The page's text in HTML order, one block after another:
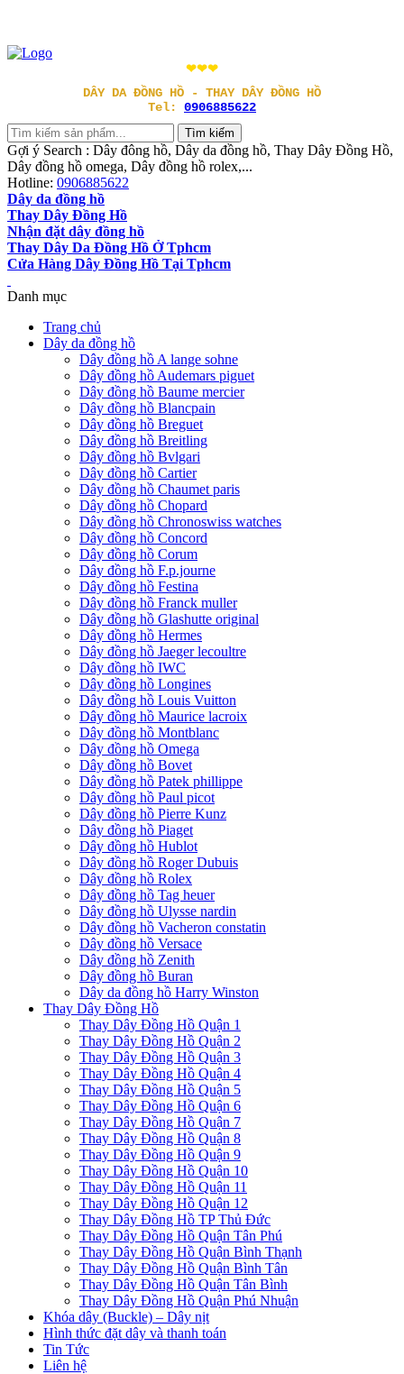
❤❤❤
DÂY DA ĐỒNG HỒ - THAY DÂY ĐỒNG HỒ
Tel: 0906885622
Gợi ý Search : Dây đông hồ, Dây da đồng hồ, Thay Dây Đồng Hồ,
Dây đồng hồ omega, Dây đồng hồ rolex,...
Hotline: 0906885622
Dây da đồng hồ
Thay Dây Đồng Hồ
Nhận đặt dây đồng hồ
Thay Dây Da Đồng Hồ Ở Tphcm
Cửa Hàng Dây Đồng Hồ Tại Tphcm
Danh mục
Trang chủ
Dây da đồng hồ
Dây đồng hồ A lange sohne
Dây đồng hồ Audemars piguet
Dây đồng hồ Baume mercier
Dây đồng hồ Blancpain
Dây đồng hồ Breguet
Dây đồng hồ Breitling
Dây đồng hồ Bvlgari
Dây đồng hồ Cartier
Dây đồng hồ Chaumet paris
Dây đồng hồ Chopard
Dây đồng hồ Chronoswiss watches
Dây đồng hồ Concord
Dây đồng hồ Corum
Dây đồng hồ F.p.journe
Dây đồng hồ Festina
Dây đồng hồ Franck muller
Dây đồng hồ Glashutte original
Dây đồng hồ Hermes
Dây đồng hồ Jaeger lecoultre
Dây đồng hồ IWC
Dây đồng hồ Longines
Dây đồng hồ Louis Vuitton
Dây đồng hồ Maurice lacroix
Dây đồng hồ Montblanc
Dây đồng hồ Omega
Dây đồng hồ Bovet
Dây đồng hồ Patek phillippe
Dây đồng hồ Paul picot
Dây đồng hồ Pierre Kunz
Dây đồng hồ Piaget
Dây đồng hồ Hublot
Dây đồng hồ Roger Dubuis
Dây đồng hồ Rolex
Dây đồng hồ Tag heuer
Dây đồng hồ Ulysse nardin
Dây đồng hồ Vacheron constatin
Dây đồng hồ Versace
Dây đồng hồ Zenith
Dây đồng hồ Buran
Dây da đồng hồ Harry Winston
Thay Dây Đồng Hồ
Thay Dây Đồng Hồ Quận 1
Thay Dây Đồng Hồ Quận 2
Thay Dây Đồng Hồ Quận 3
Thay Dây Đồng Hồ Quận 4
Thay Dây Đồng Hồ Quận 5
Thay Dây Đồng Hồ Quận 6
Thay Dây Đồng Hồ Quận 7
Thay Dây Đồng Hồ Quận 8
Thay Dây Đồng Hồ Quận 9
Thay Dây Đồng Hồ Quận 10
Thay Dây Đồng Hồ Quận 11
Thay Dây Đồng Hồ Quận 12
Thay Dây Đồng Hồ TP Thủ Đức
Thay Dây Đồng Hồ Quận Tân Phú
Thay Dây Đồng Hồ Quận Bình Thạnh
Thay Dây Đồng Hồ Quận Bình Tân
Thay Dây Đồng Hồ Quận Tân Bình
Thay Dây Đồng Hồ Quận Phú Nhuận
Khóa dây (Buckle) – Dây nịt
Hình thức đặt dây và thanh toán
Tin Tức
Liên hệ